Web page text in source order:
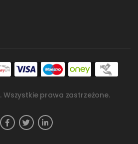
. Wszystkie prawa zastrzeżone.